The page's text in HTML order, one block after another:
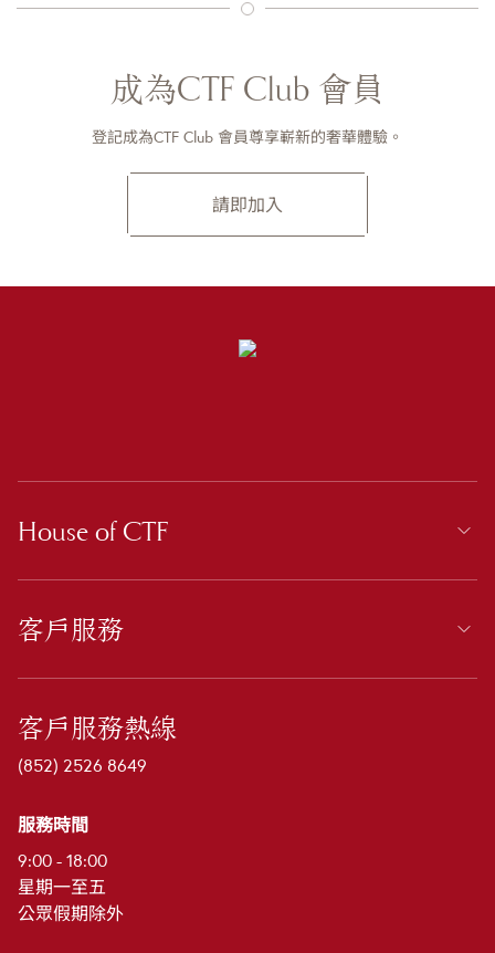
成為CTF Club 會員
登記成為CTF Club 會員尊享嶄新的奢華體驗。
請即加入
House of CTF
客戶服務
客戶服務熱線
(852) 2526 8649
服務時間
9:00 - 18:00
星期一至五
公眾假期除外